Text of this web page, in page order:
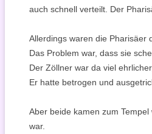
auch schnell verteilt. Der
Allerdings waren die Pharisäer
Das Problem war, dass sie
Der Zöllner war da viel
Er hatte betrogen und
Aber beide kamen zum
war.